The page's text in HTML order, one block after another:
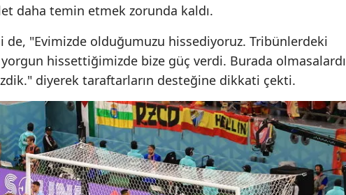
Karaman
Kırıkkale
Şırnak
Bartın
Ardahan
Iğdır
daha temin etmek zorunda kaldı.
de, "Evimizde olduğumuzu hissediyoruz. Tribünlerdeki
yorgun hissettiğimizde bize güç verdi. Burada olmasalardı
diyerek taraftarların desteğine dikkati çekti.